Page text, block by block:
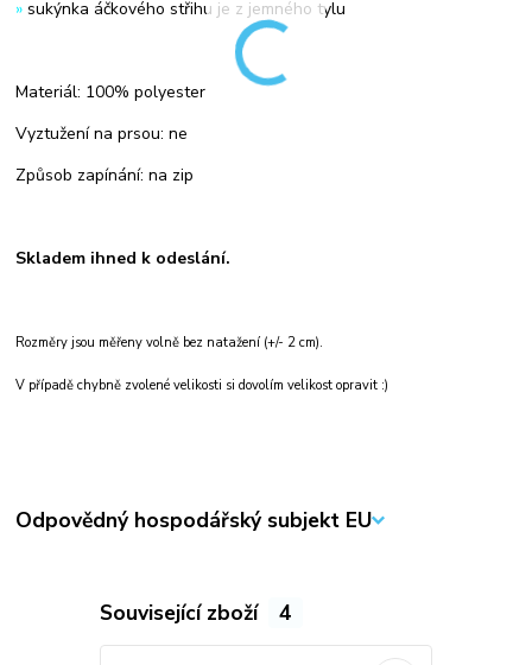
» sukýnka áčkového střihu je z jemného tylu
Materiál: 100% polyester
Vyztužení na prsou: ne
Způsob zapínání: na zip
Skladem ihned k odeslání.
Rozměry jsou měřeny volně bez natažení (+/- 2 cm).
V případě chybně zvolené velikosti si dovolím velikost opravit :)
Odpovědný hospodářský subjekt EU
Související zboží 4